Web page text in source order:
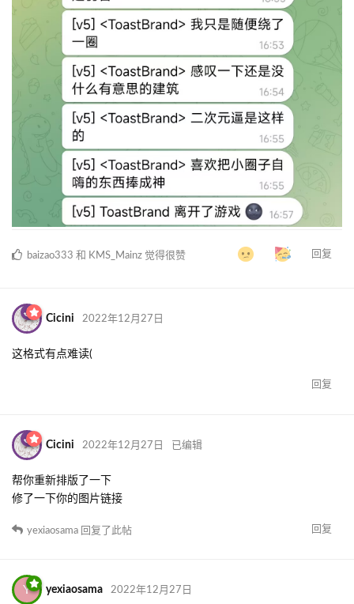
回复
baizao333 和 KMS_Mainz 觉得很赞
Cicini 2022年12月27日
这格式有点难读(
回复
Cicini 2022年12月27日 已编辑
帮你重新排版了一下
修了一下你的图片链接
回复
yexiaosama 回复了此帖
Y yexiaosama 2022年12月27日